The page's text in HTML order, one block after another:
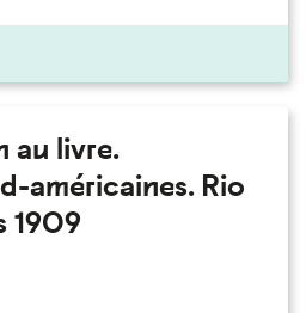
au livre.
américaines. Rio
1909